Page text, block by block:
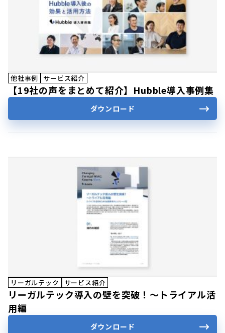
他社事例 サービス紹介
【19社の声をまとめて紹介】Hubble導入事例集
ダウンロード
リーガルテック サービス紹介
リーガルテック導入の壁を突破！〜トライアル活
用編
ダウンロード